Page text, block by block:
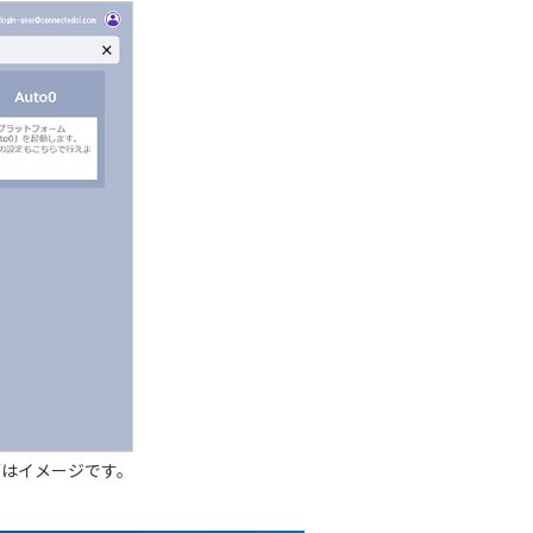
イメージです。